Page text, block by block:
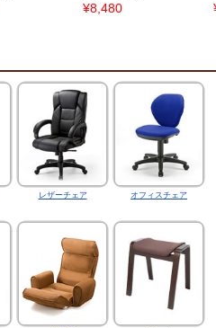
¥8,480
レザーチェア オフィスチェア